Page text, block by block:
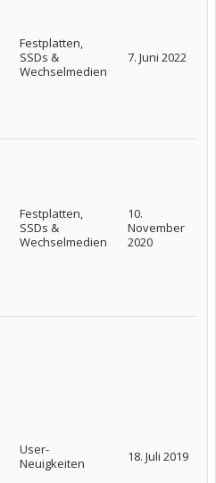
Festplatten,
SSDs &
Wechselmedien
7. Juni 2022
Festplatten,
SSDs &
Wechselmedien
10.
November
2020
User-
Neuigkeiten
18. Juli 2019